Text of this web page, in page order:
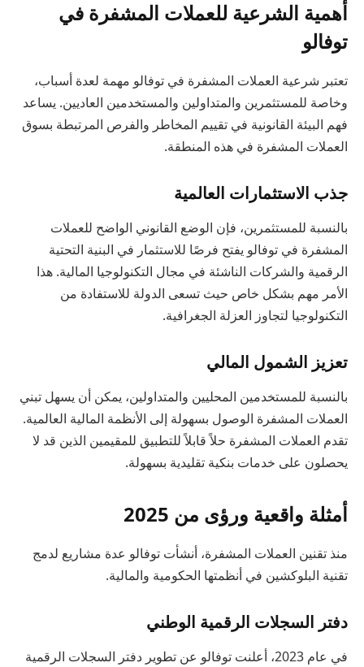
أهمية الشرعية للعملات المشفرة في
توفالو
تعتبر شرعية العملات المشفرة في توفالو مهمة لعدة أسباب،
وخاصة للمستثمرين والمتداولين والمستخدمين العاديين. يساعد
فهم البيئة القانونية في تقييم المخاطر والفرص المرتبطة بسوق
العملات المشفرة في هذه المنطقة.
جذب الاستثمارات العالمية
بالنسبة للمستثمرين، فإن الوضع القانوني الواضح للعملات
المشفرة في توفالو يفتح فرصًا للاستثمار في البنية التحتية
الرقمية والشركات الناشئة في مجال التكنولوجيا المالية. هذا
الأمر مهم بشكل خاص حيث تسعى الدولة للاستفادة من
التكنولوجيا لتجاوز العزلة الجغرافية.
تعزيز الشمول المالي
بالنسبة للمستخدمين المحليين والمتداولين، يمكن أن يسهل تبني
العملات المشفرة الوصول بسهولة إلى الأنظمة المالية العالمية.
تقدم العملات المشفرة حلاً قابلاً للتطبيق للمقيمين الذين قد لا
يحصلون على خدمات بنكية تقليدية بسهولة.
أمثلة واقعية ورؤى من 2025
منذ تقنين العملات المشفرة، أنشأت توفالو عدة مشاريع لدمج
تقنية البلوكشين في أنظمتها الحكومية والمالية.
دفتر السجلات الرقمية الوطني
في عام 2023، أعلنت توفالو عن تطوير دفتر السجلات الرقمية